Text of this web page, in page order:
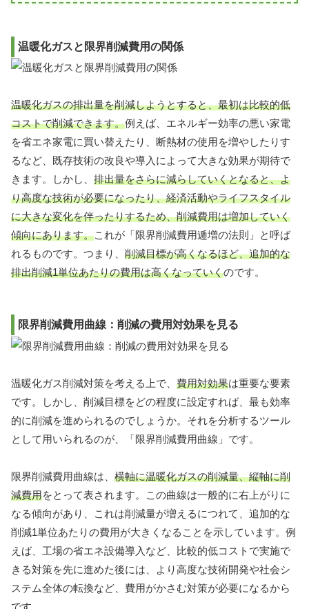
温暖化ガスと限界削減費用の関係
温暖化ガスの排出量を削減しようとすると、最初は比較的低
コストで削減できます。例えば、エネルギー効率の悪い家電
を省エネ家電に買い替えたり、断熱材の使用を増やしたりす
るなど、既存技術の改良や導入によって大きな効果が期待で
きます。しかし、 排出量をさらに減らしていくとなると、よ
り高度な技術が必要になったり、経済活動やライフスタイル
に大きな変化を伴ったりするため、削減費用は増加していく
傾向にあります。これが「限界削減費用逓増の法則」と呼ば
れるものです。つまり、 削減目標が高くなるほど、追加的な
排出削減1単位あたりの費用は高くなっていくのです。
限界削減費用曲線：削減の費用対効果を見る
温暖化ガス削減対策を考える上で、 費用対効果は重要な要素
です。しかし、削減目標をどの程度に設定すれば、最も効率
的に削減を進められるのでしょうか。それを分析するツール
として用いられるのが、「限界削減費用曲線」です。
限界削減費用曲線は、 横軸に温暖化ガスの削減量、縦軸に削
減費用をとって表されます。この曲線は一般的に右上がりに
なる傾向があり、これは削減量が増えるにつれて、追加的な
削減1単位あたりの費用が大きくなることを示しています。例
えば、工場の省エネ設備導入など、比較的低コストで実施で
きる対策を先に進めた後には、より高度な技術開発や社会シ
ステム全体の転換など、費用がかさむ対策が必要になるから
です。